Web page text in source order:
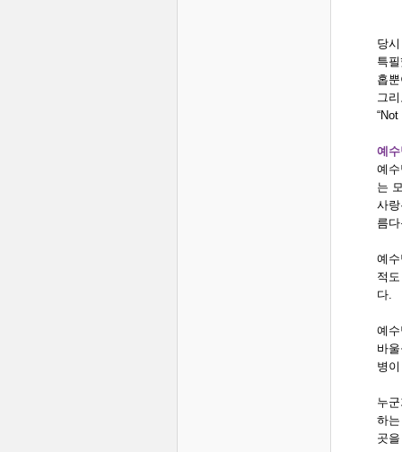
당
특
홉
그
예
예
는
사
름
예
적
다.
예
바
병
누
하
곳